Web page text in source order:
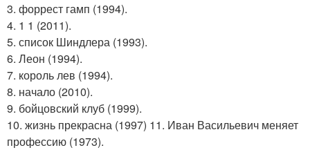
3. форрест гамп (1994).
4. 1 1 (2011).
5. список Шиндлера (1993).
6. Леон (1994).
7. король лев (1994).
8. начало (2010).
9. бойцовский клуб (1999).
10. жизнь прекрасна (1997) 11. Иван Васильевич меняет
профессию (1973).